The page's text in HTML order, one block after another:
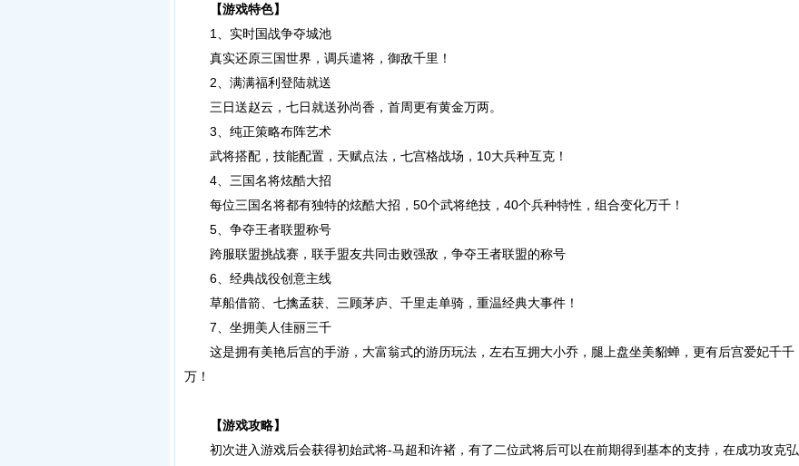
【游戏特色】
1、实时国战争夺城池
真实还原三国世界，调兵遣将，御敌千里！
2、满满福利登陆就送
三日送赵云，七日就送孙尚香，首周更有黄金万两。
3、纯正策略布阵艺术
武将搭配，技能配置，天赋点法，七宫格战场，10大兵种互克！
4、三国名将炫酷大招
每位三国名将都有独特的炫酷大招，50个武将绝技，40个兵种特性，组合变化万千！
5、争夺王者联盟称号
跨服联盟挑战赛，联手盟友共同击败强敌，争夺王者联盟的称号
6、经典战役创意主线
草船借箭、七擒孟获、三顾茅庐、千里走单骑，重温经典大事件！
7、坐拥美人佳丽三千
这是拥有美艳后宫的手游，大富翁式的游历玩法，左右互拥大小乔，腿上盘坐美貂蝉，更有后宫爱妃千千
万！
【游戏攻略】
初次进入游戏后会获得初始武将-马超和许褚，有了二位武将后可以在前期得到基本的支持，在成功攻克弘